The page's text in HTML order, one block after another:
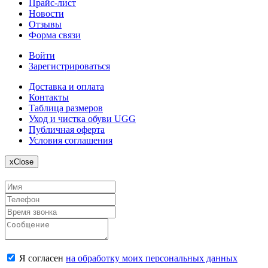
Прайс-лист
Новости
Отзывы
Форма связи
Войти
Зарегистрироваться
Доставка и оплата
Контакты
Таблица размеров
Уход и чистка обуви UGG
Публичная оферта
Условия соглашения
xClose
Я согласен на обработку моих персональных данных